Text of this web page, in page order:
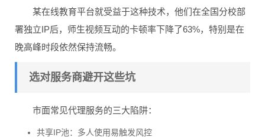
某在线教育平台就受益于这种技术，他们在全国分校部
署独立IP后，师生视频互动的卡顿率下降了63%，特别是在
晚高峰时段依然保持流畅。
选对服务商避开这些坑
市面常见代理服务的三大陷阱：
共享IP池：多人使用易触发风控